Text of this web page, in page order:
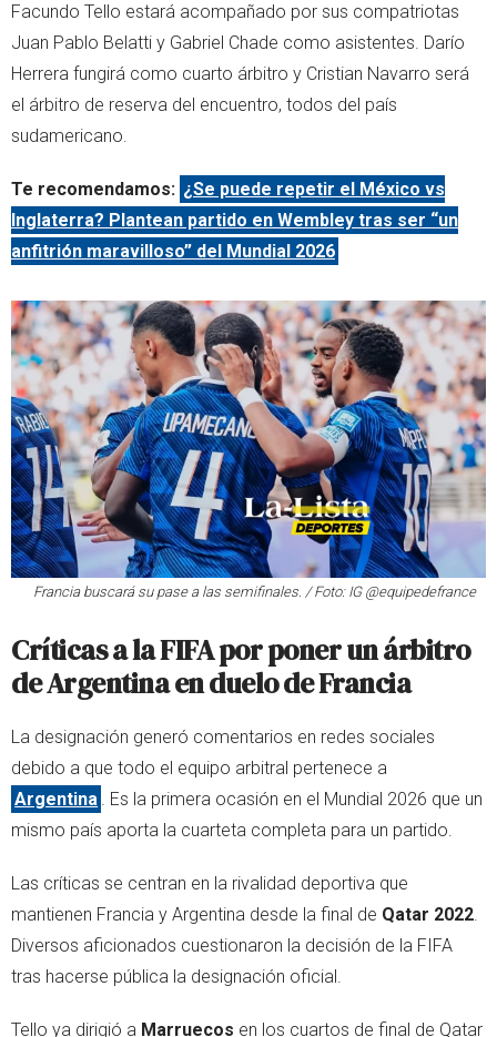
Facundo Tello estará acompañado por sus compatriotas
Juan Pablo Belatti y Gabriel Chade como asistentes. Darío
Herrera fungirá como cuarto árbitro y Cristian Navarro será
el árbitro de reserva del encuentro, todos del país
sudamericano.
Te recomendamos: ¿Se puede repetir el México vs
Inglaterra? Plantean partido en Wembley tras ser “un
anfitrión maravilloso” del Mundial 2026
Francia buscará su pase a las semifinales. / Foto: IG @equipedefrance
Críticas a la FIFA por poner un árbitro
de Argentina en duelo de Francia
La designación generó comentarios en redes sociales
debido a que todo el equipo arbitral pertenece a
Argentina
. Es la primera ocasión en el Mundial 2026 que un
mismo país aporta la cuarteta completa para un partido.
Las críticas se centran en la rivalidad deportiva que
mantienen Francia y Argentina desde la final de Qatar 2022
Diversos aficionados cuestionaron la decisión de la FIFA
tras hacerse pública la designación oficial.
Tello ya dirigió a Marruecos en los cuartos de final de Qatar